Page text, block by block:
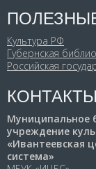
Культура РФ
Губернская
Российская
КОНТАКТЫ
Муниципальное
учреждение
«Ивантеевская
система»